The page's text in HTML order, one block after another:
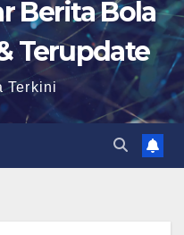
Berita Bola
Terupdate
Terkini